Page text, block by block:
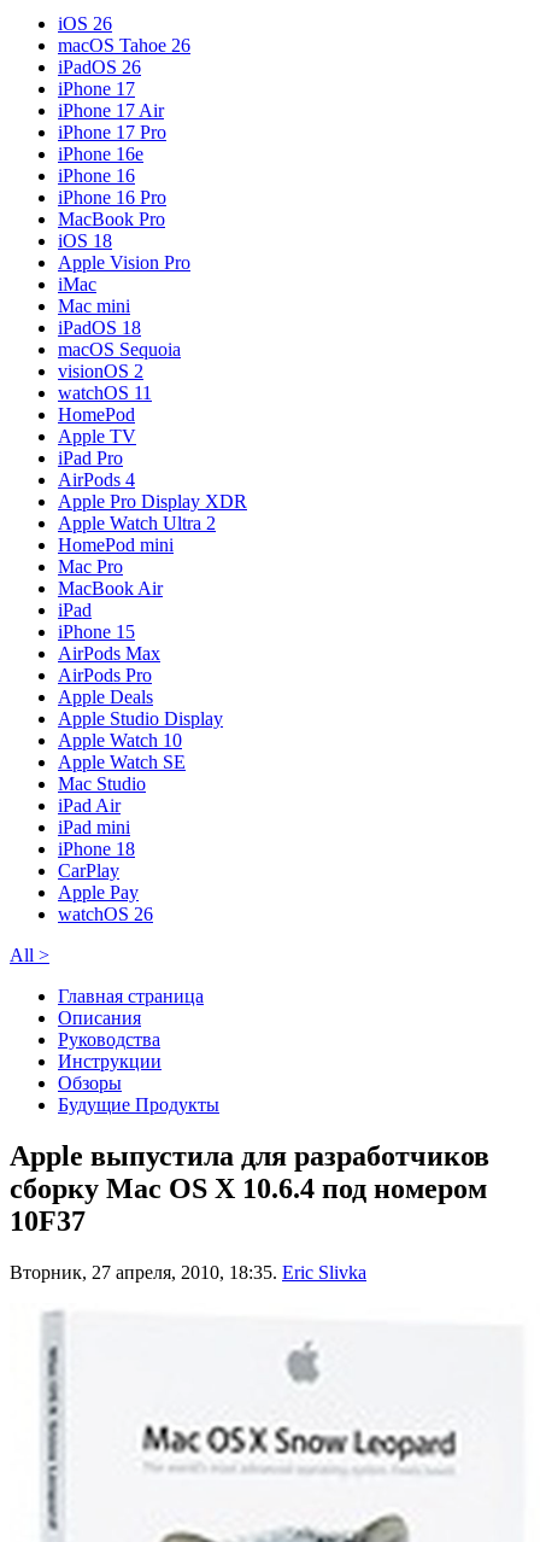
iOS 26
macOS Tahoe 26
iPadOS 26
iPhone 17
iPhone 17 Air
iPhone 17 Pro
iPhone 16e
iPhone 16
iPhone 16 Pro
MacBook Pro
iOS 18
Apple Vision Pro
iMac
Mac mini
iPadOS 18
macOS Sequoia
visionOS 2
watchOS 11
HomePod
Apple TV
iPad Pro
AirPods 4
Apple Pro Display XDR
Apple Watch Ultra 2
HomePod mini
Mac Pro
MacBook Air
iPad
iPhone 15
AirPods Max
AirPods Pro
Apple Deals
Apple Studio Display
Apple Watch 10
Apple Watch SE
Mac Studio
iPad Air
iPad mini
iPhone 18
CarPlay
Apple Pay
watchOS 26
All >
Главная страница
Описания
Руководства
Инструкции
Обзоры
Будущие Продукты
Apple выпустила для разработчиков
сборку Mac OS X 10.6.4 под номером
10F37
Вторник, 27 апреля, 2010, 18:35. Eric Slivka